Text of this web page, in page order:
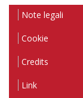
Note legali
Cookie
Credits
Link